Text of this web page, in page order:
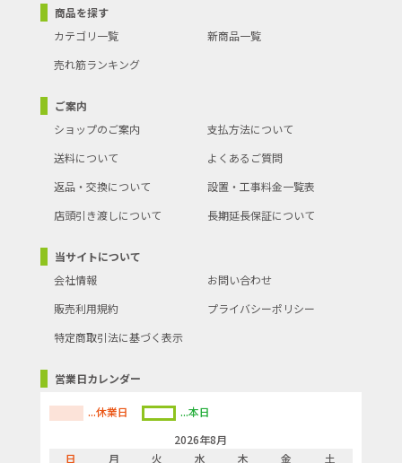
商品を探す
カテゴリ一覧
新商品一覧
売れ筋ランキング
ご案内
ショップのご案内
支払方法について
送料について
よくあるご質問
返品・交換について
設置・工事料金一覧表
店頭引き渡しについて
長期延長保証について
当サイトについて
会社情報
お問い合わせ
販売利用規約
プライバシーポリシー
特定商取引法に基づく表示
営業日カレンダー
...休業日
...本日
2026年8月
日
月 火 水 木 金 土